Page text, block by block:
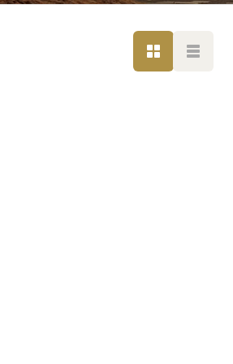
LISTE LISTE